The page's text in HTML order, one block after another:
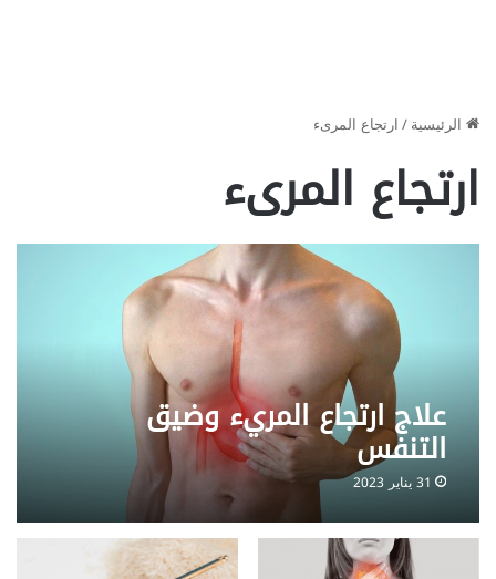
الرئيسية/ارتجاع المرىء
ارتجاع المرىء
علاج ارتجاع المريء وضيق
التنفس
31 يناير 2023